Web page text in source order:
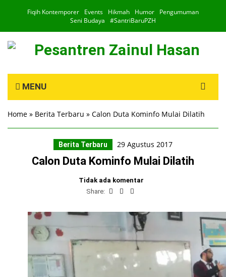
Fiqih Kontemporer Events Hikmah Humor
Pengumuman
Seni Budaya
#SantriBaruPZH
MENU
Home » Berita Terbaru » Calon Duta Kominfo Mulai Dilatih
Berita Terbaru 29 Agustus 2017
Calon Duta Kominfo Mulai Dilatih
Tidak ada komentar
Share: